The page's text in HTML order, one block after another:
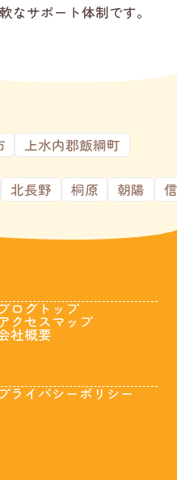
なサポート体制です。
上水内郡飯綱町
北長野 桐原 朝陽
ログトップ
クセスマップ
社概要
ライバシーポリシー